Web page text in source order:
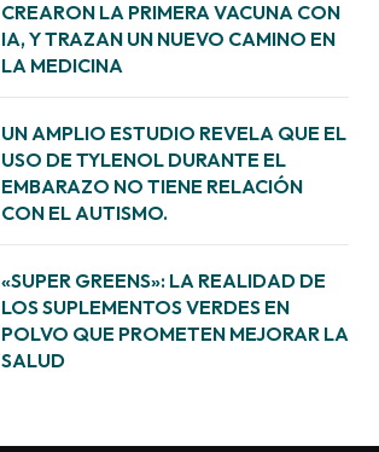
CREARON LA PRIMERA VACUNA CON
IA, Y TRAZAN UN NUEVO CAMINO EN
LA MEDICINA
UN AMPLIO ESTUDIO REVELA QUE EL
USO DE TYLENOL DURANTE EL
EMBARAZO NO TIENE RELACIÓN
CON EL AUTISMO.
«SUPER GREENS»: LA REALIDAD DE
LOS SUPLEMENTOS VERDES EN
POLVO QUE PROMETEN MEJORAR LA
SALUD